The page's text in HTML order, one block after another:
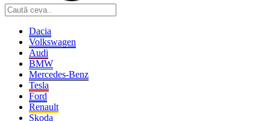
Dacia
Volkswagen
Audi
BMW
Mercedes-Benz
Tesla
Ford
Renault
Skoda